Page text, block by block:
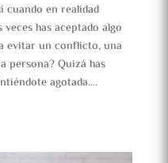
cuando en realidad
has aceptado algo
evitar un conflicto, una
persona? Quizá has
agotada….